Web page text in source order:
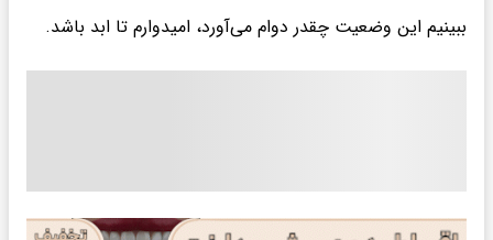
ببینیم این وضعیت چقدر دوام می‌آورد، امیدوارم تا ابد باشد.